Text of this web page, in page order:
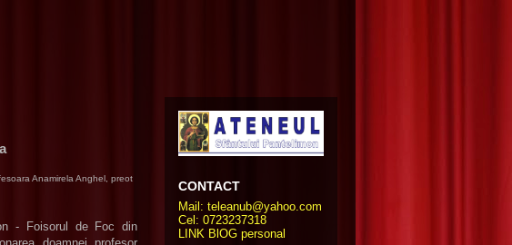
Anamirela Anghel, preot
- Foisorul de Foc din
CONTACT
Mail: teleanub@yahoo.com
Cel: 0723237318
LINK BlOG personal